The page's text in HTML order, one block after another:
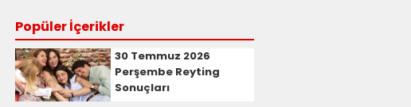
Popüler İçerikler
30 Temmuz 2026
Perşembe Reyting
Sonuçları